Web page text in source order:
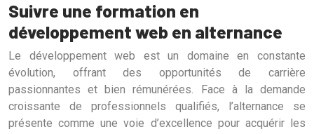
Suivre une formation en
développement web en alternance
Le développement web est un domaine en constante
évolution, offrant des opportunités de carrière
passionnantes et bien rémunérées. Face à la demande
croissante de professionnels qualifiés, l’alternance se
présente comme une voie d’excellence pour acquérir les